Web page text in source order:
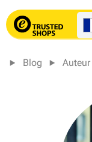
Blog Auteur